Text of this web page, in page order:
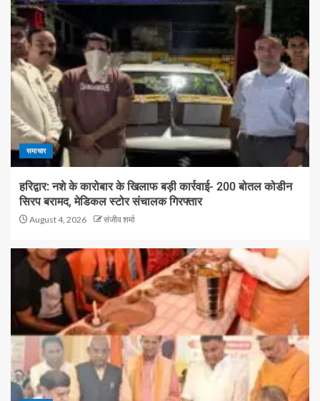
समाचार
हरिद्वार: नशे के कारोबार के खिलाफ बड़ी कार्रवाई- 200 बोतल कोडीन
सिरप बरामद, मेडिकल स्टोर संचालक गिरफ्तार
August 4, 2026 संजीव शर्मा